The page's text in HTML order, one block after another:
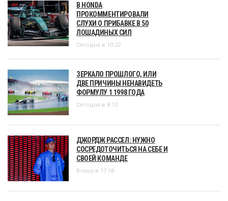
В HONDA
ПРОКОММЕНТИРОВАЛИ
СЛУХИ О ПРИБАВКЕ В 50
ЛОШАДИНЫХ СИЛ
Сегодня в 10:22
ЗЕРКАЛО ПРОШЛОГО, ИЛИ
ДВЕ ПРИЧИНЫ НЕНАВИДЕТЬ
ФОРМУЛУ 1 1998 ГОДА
Сегодня в 8:10
ДЖОРДЖ РАССЕЛ: НУЖНО
СОСРЕДОТОЧИТЬСЯ НА СЕБЕ И
СВОЕЙ КОМАНДЕ
Вчера в 17:18